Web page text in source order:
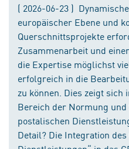
( 2026-06-23 )
europäischer Ebene und
Querschnittsprojekte
Zusammenarbeit und
die Expertise möglichst
erfolgreich in die
zu können. Dies zeigt sich
Bereich der Normung
postalischen
Detail? Die Integration